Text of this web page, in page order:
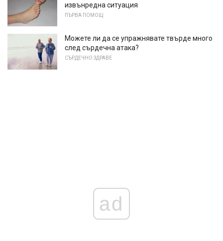
извънредна ситуация
ПЪРВА ПОМОЩ
Можете ли да се упражнявате твърде много
след сърдечна атака?
СЪРДЕЧНО ЗДРАВЕ
ad